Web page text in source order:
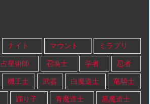
ナイト マウント ミラプリ
占星術師 召喚士 学者 忍者
機工士 武器 白魔道士 竜騎士
踊り子 青魔道士 黒魔道士